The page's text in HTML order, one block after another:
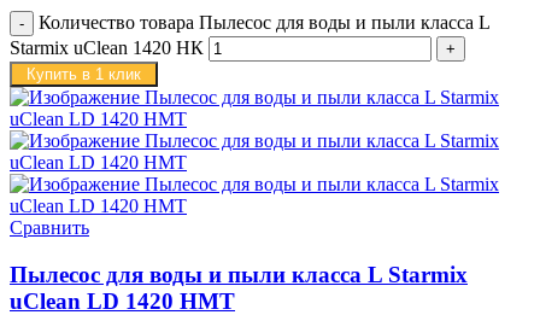
Количество товара Пылесос для воды и пыли класса L
Starmix uClean 1420 НК
Купить в 1 клик
Сравнить
Пылесос для воды и пыли класса L Starmix
uClean LD 1420 НMT